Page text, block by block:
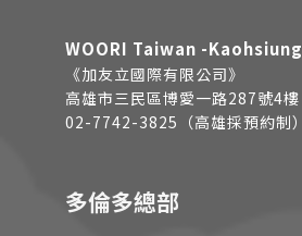
WOORI Taiwan -Kaohsiung
《加友立國際有限公司》
高雄市三民區博愛一路287號4樓
02-7742-3825（高雄採預約制）
多倫多總部